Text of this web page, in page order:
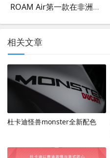
ROAM Air第一款在非洲大陆开发的电动摩托车
相关文章
杜卡迪怪兽monster全新配色